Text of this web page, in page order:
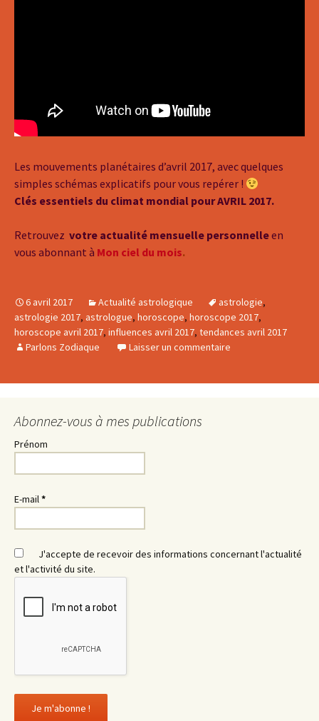
Les mouvements planétaires d’avril 2017, avec quelques
simples schémas explicatifs pour vous repérer !
Clés essentiels du climat mondial pour AVRIL 2017.
Retrouvez votre actualité mensuelle personnelleen
vous abonnant à Mon ciel du mois.
6 avril 2017 Actualité astrologique astrologie,
astrologie 2017, astrologue, horoscope, horoscope 2017,
horoscope avril 2017, influences avril 2017, tendances avril 2017
Parlons Zodiaque
Laisser un commentaire
Abonnez-vous à mes publications
Prénom
E-mail*
J'accepte de recevoir des informations concernant l'actualité
et l'activité du site.